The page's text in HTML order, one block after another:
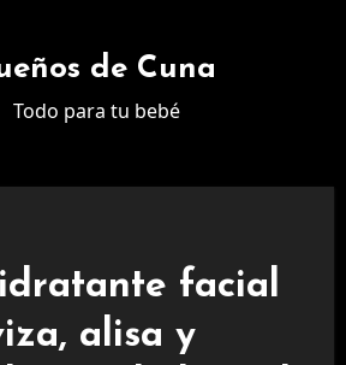
de Cuna
Todo para tu bebé
facial
alisa y